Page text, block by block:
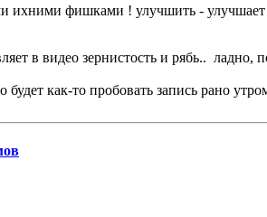
ихними фишками ! улучшить - улучшает
в видео зернистость и рябь..
будет как-то пробовать запись рано